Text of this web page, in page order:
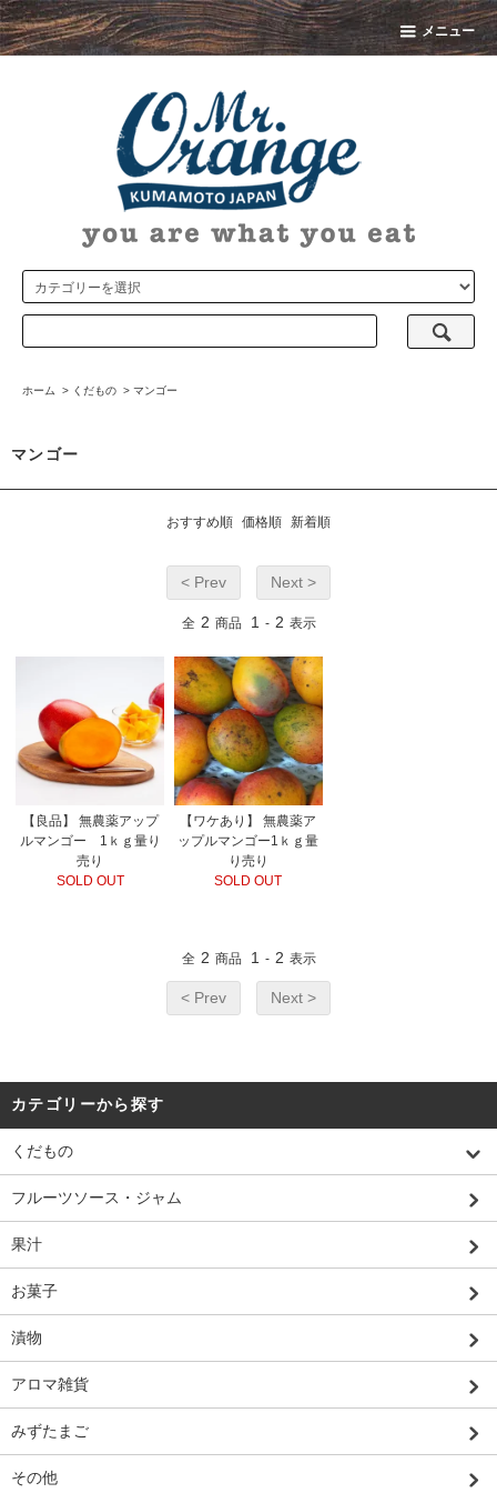
メニュー
ホーム > くだもの > マンゴー
マンゴー
おすすめ順 価格順 新着順
< Prev Next >
全 2 商品 1 - 2 表示
【良品】 無農薬アップ
ルマンゴー 1ｋｇ量り
売り
SOLD OUT
【ワケあり】 無農薬ア
ップルマンゴー1ｋｇ量
り売り
SOLD OUT
全 2 商品 1 - 2 表示
< Prev Next >
カテゴリーから探す
くだもの
フルーツソース・ジャム
果汁
お菓子
漬物
アロマ雑貨
みずたまご
その他